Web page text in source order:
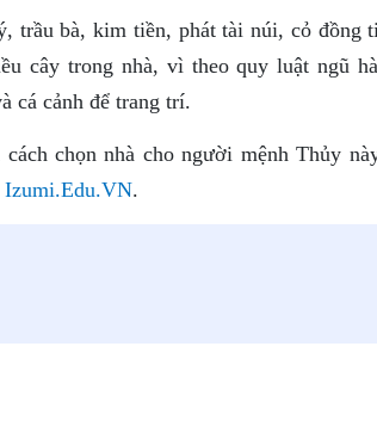
trầu bà, kim tiền, phát tài núi, cỏ đồng
cây trong nhà, vì theo quy luật ngũ
cá cảnh để trang trí.
chọn nhà cho người mệnh Thủy
Izumi.Edu.VN.